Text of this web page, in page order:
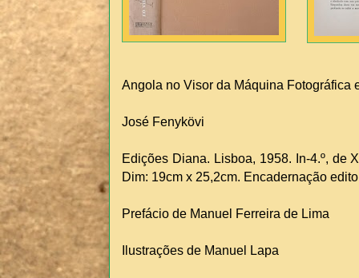
Angola no Visor da Máquina Fotográfica
José Fenykövi
Edições Diana. Lisboa, 1958. In-4.º, de
Dim: 19cm x 25,2cm. Encadernação
Prefácio de Manuel Ferreira de Lima
Ilustrações de Manuel Lapa